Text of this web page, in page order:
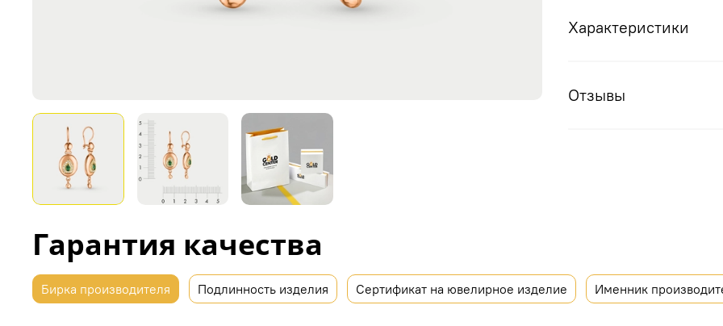
Характеристики
Отзывы
Гарантия качества
Бирка производителя Подлинность изделия Сертификат на ювелирное изделие Именник